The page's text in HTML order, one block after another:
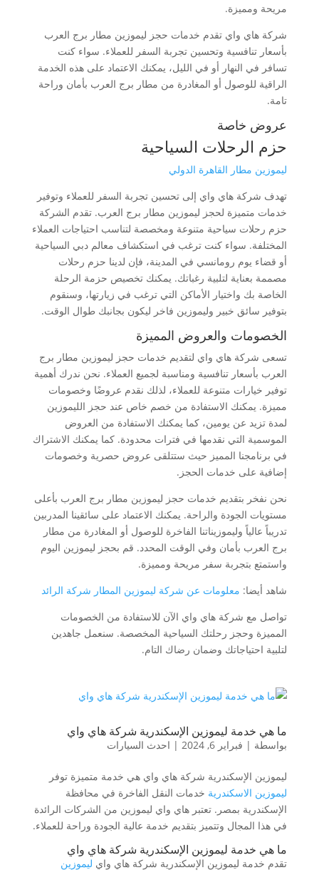
مريحة ومميزة.
شركة هاي واي تقدم خدمات حجز ليموزين مطار برج العرب
بأسعار تنافسية وتحسين تجربة السفر للعملاء. سواء كنت
تسافر في النهار أو في الليل، يمكنك الاعتماد على هذه الخدمة
الراقية للوصول أو المغادرة من مطار برج العرب بأمان وراحة
تامة.
عروض خاصة
حزم الرحلات السياحية
ليموزين مطار القاهرة الدولي
تهدف شركة هاي واي إلى تحسين تجربة السفر للعملاء وتوفير
خدمات متميزة لحجز ليموزين مطار برج العرب. تقدم الشركة
حزم رحلات سياحية متنوعة ومخصصة لتناسب احتياجات العملاء
المختلفة. سواء كنت ترغب في استكشاف معالم دبي السياحية
أو قضاء يوم رومانسي في المدينة، فإن لدينا حزم رحلات
مصممة بعناية لتلبية رغباتك. يمكنك تخصيص حزمة الرحلة
الخاصة بك واختيار الأماكن التي ترغب في زيارتها، وسنقوم
بتوفير سائق خبير وليموزين فاخر ليكون بجانبك طوال الوقت.
الخصومات والعروض المميزة
تسعى شركة هاي واي لتقديم خدمات حجز ليموزين مطار برج
العرب بأسعار تنافسية ومناسبة لجميع العملاء. نحن ندرك أهمية
توفير خيارات متنوعة للعملاء، لذلك نقدم عروضًا وخصومات
مميزة. يمكنك الاستفادة من خصم خاص عند حجز الليموزين
لمدة تزيد عن يومين، كما يمكنك الاستفادة من العروض
الموسمية التي نقدمها في فترات محدودة. كما يمكنك الاشتراك
في برنامجنا المميز حيث ستتلقى عروض حصرية وخصومات
إضافية على خدمات الحجز.
نحن نفخر بتقديم خدمات حجز ليموزين مطار برج العرب بأعلى
مستويات الجودة والراحة. يمكنك الاعتماد على سائقينا المدربين
تدريباً عالياً وليموزيناتنا الفاخرة للوصول أو المغادرة من مطار
برج العرب بأمان وفي الوقت المحدد. قم بحجز ليموزين اليوم
واستمتع بتجربة سفر مريحة ومميزة.
شاهد أيضا: معلومات عن شركة ليموزين المطار شركة الرائد
تواصل مع شركة هاي واي الآن للاستفادة من الخصومات
المميزة وحجز رحلتك السياحية المخصصة. سنعمل جاهدين
لتلبية احتياجاتك وضمان رضاك التام.
ما هي خدمة ليموزين الإسكندرية شركة هاي واي
بواسطة | فبراير 6, 2024 | احدث السيارات
ليموزين الإسكندرية شركة هاي واي هي خدمة متميزة توفر
ليموزين الاسكندرية خدمات النقل الفاخرة في محافظة
الإسكندرية بمصر. تعتبر هاي واي ليموزين من الشركات الرائدة
في هذا المجال وتتميز بتقديم خدمة عالية الجودة وراحة للعملاء.
ما هي خدمة ليموزين الإسكندرية شركة هاي واي
تقدم خدمة ليموزين الإسكندرية شركة هاي واي ليموزين